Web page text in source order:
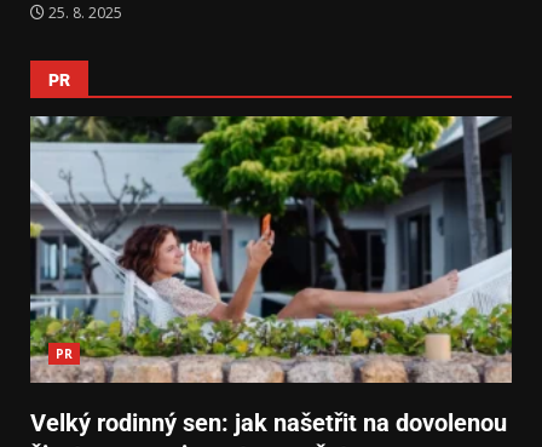
25. 8. 2025
PR
PR
Velký rodinný sen: jak našetřit na dovolenou